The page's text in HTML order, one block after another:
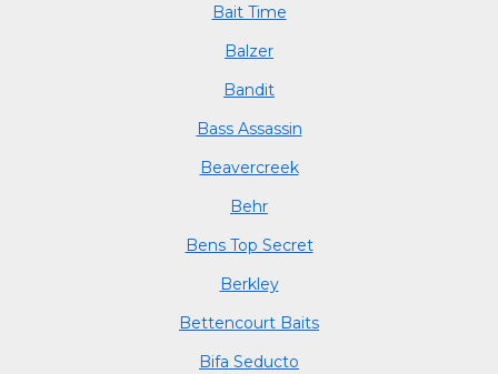
Bait Time
Balzer
Bandit
Bass Assassin
Beavercreek
Behr
Bens Top Secret
Berkley
Bettencourt Baits
Bifa Seducto